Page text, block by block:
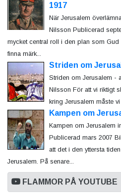
1917
När Jerusalem
Nilsson Publicerad
mycket central roll i den plan som Gud
finna märk...
Striden om
Striden om Jerusalem -
Nilsson För att vi riktigt
kring Jerusalem måste
Kampen om
Kampen om Jerusalem
Publicerad mars 2007
att det i den yttersta
Jerusalem. På senare...
FLAMMOR PÅ YOUTUBE